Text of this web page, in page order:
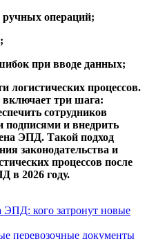
ручных операций;
при вводе данных;
логистических процессов.
три шага:
сотрудников
и внедрить
ЭПД. Такой подход
законодательства и
процессов после
в 2026 году.
ЭПД: кого затронут новые
перевозочные документы